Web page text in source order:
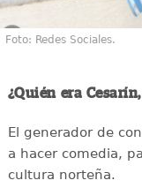
Foto: Redes Sociales.
¿Quién era
El generador de
a hacer comedia,
cultura norteña.